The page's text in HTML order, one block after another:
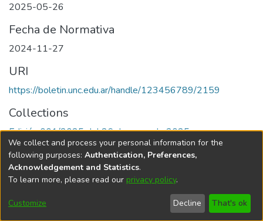
2025-05-26
Fecha de Normativa
2024-11-27
URI
https://boletin.unc.edu.ar/handle/123456789/2159
Collections
Edición 001/2025 del 26 de mayo de 2025
Universidad Nacional de Córdoba
We collect and process your personal information for the
following purposes: Authentication, Preferences,
Acknowledgement and Statistics.
To learn more, please read our privacy policy.
Customize Decline That's ok